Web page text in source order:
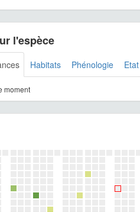
l'espèce
Habitats Phénologie
moment